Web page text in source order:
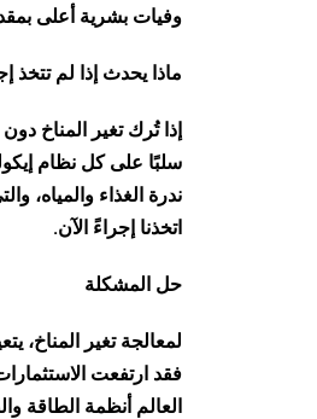
وفيات بشرية أعلى بمقدار 15 مرة بسبب الفيضانات وحالات الجفاف والعواصف مقارنة بالمناطق الغير
ماذا يحدث إذا لم تتخذ
سلبًا على كل نظام
ندرة الغذاء والمياه،
اتخذنا إجراءً الآن.
حل المشكلة
لمعالجة تغير المناخ،
فقد ارتفعت
العالم أنظمة الطاقة